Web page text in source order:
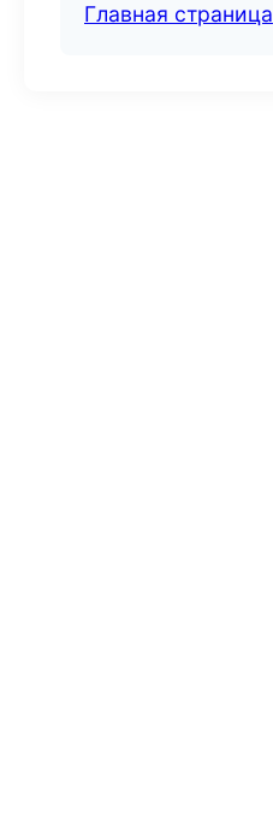
Главная страница